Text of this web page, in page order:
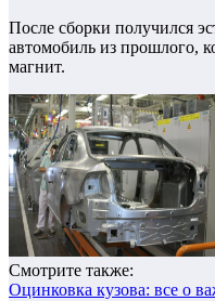
После сборки получился
автомобиль из прошлого,
магнит.
Смотрите также:
Оцинковка кузова: все о